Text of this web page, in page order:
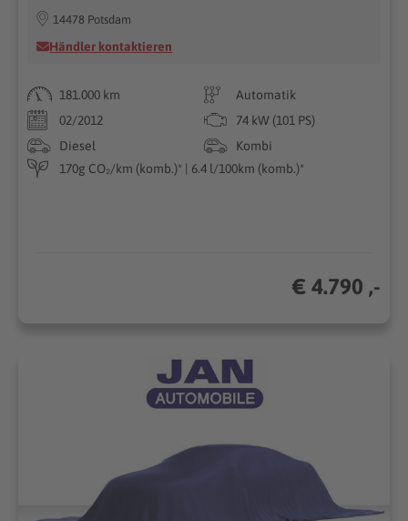
14478 Potsdam
Händler kontaktieren
181.000 km
Automatik
02/2012
74 kW (101 PS)
Diesel
Kombi
170g CO₂/km (komb.)* | 6.4 l/100km (komb.)*
€ 4.790 ,-